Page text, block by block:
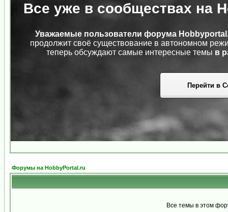
Все уже в сообществах на
Уважаемые пользователи форума
продолжит своё существование в автономном
теперь обсуждают самые интересные темы в
Перейти в
Форумы на HobbyPortal.ru
Все темы в этом